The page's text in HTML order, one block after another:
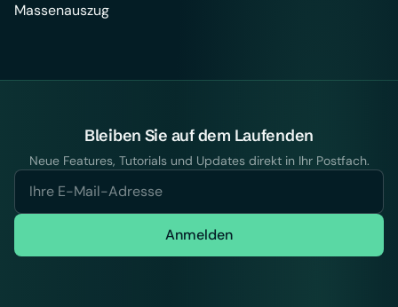
Massenauszug
Bleiben Sie auf dem Laufenden
Neue Features, Tutorials und Updates direkt in Ihr Postfach.
Anmelden